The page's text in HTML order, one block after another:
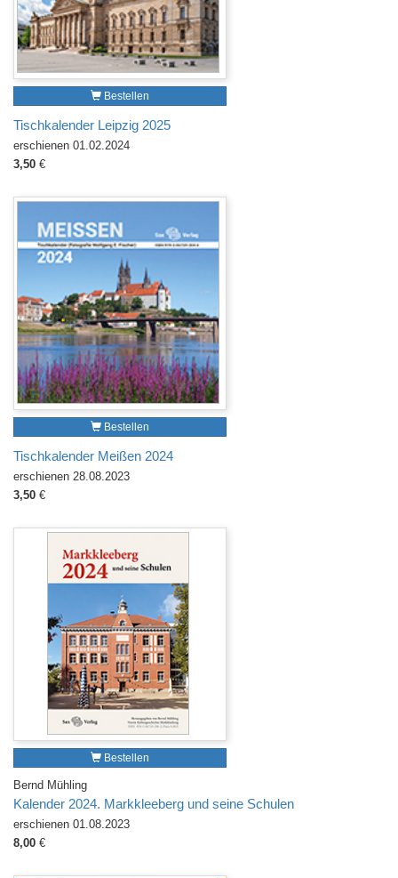
Bestellen
Tischkalender Leipzig 2025
erschienen 01.02.2024
3,50 €
Bestellen
Tischkalender Meißen 2024
erschienen 28.08.2023
3,50 €
Bestellen
Bernd Mühling
Kalender 2024. Markkleeberg und seine Schulen
erschienen 01.08.2023
8,00 €